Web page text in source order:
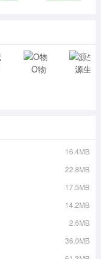
O物
16.4MB
22.8MB
17.5MB
14.2MB
2.6MB
36.0MB